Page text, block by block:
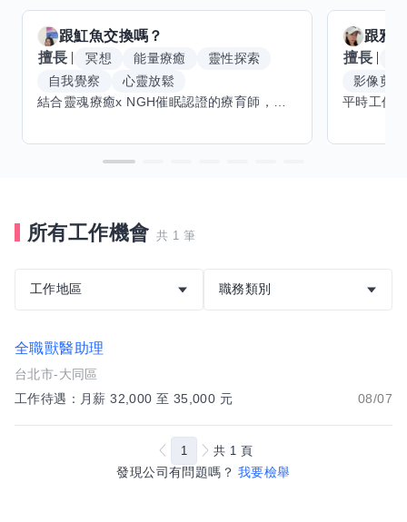
跟魟魚交換嗎？
擅長
冥想 能量療癒
靈性探索
自我覺察
心靈放鬆
跟雅
擅長
影像剪
所有工作機會 共 1 筆
工作地區 職務類別
全職獸醫助理
台北市-大同區
工作待遇：月薪 32,000 至 35,000 元
08/07
發現公司有問題嗎？ 我要檢舉
1 共 1 頁